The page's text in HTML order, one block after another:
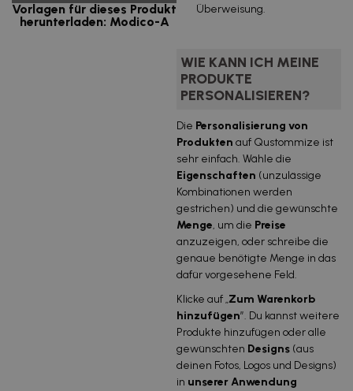
Vorlagen für dieses Produkt
herunterladen: Modico-A
Überweisung.
WIE KANN ICH MEINE
PRODUKTE
PERSONALISIEREN?
Die Personalisierung von
Produkten auf Qustommize ist
sehr einfach. Wähle die
Eigenschaften (unzulässige
Kombinationen werden
gestrichen) und die gewünschte
Menge, um die Preise
anzuzeigen, oder schreibe die
genaue benötigte Menge in das
dafür vorgesehene Feld.
Klicke auf „Zum Warenkorb
hinzufügen”. Du kannst weitere
Produkte hinzufügen oder alle
gewünschten Designs (aus
deinen Fotos, Logos und Designs)
in unserer Anwendung